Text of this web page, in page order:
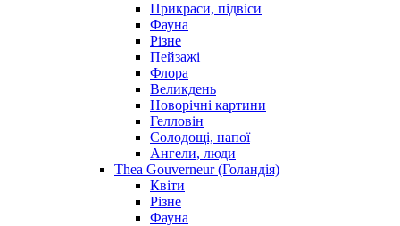
Прикраси, підвіси
Фауна
Різне
Пейзажі
Флора
Великдень
Новорічні картини
Гелловін
Солодощі, напої
Ангели, люди
Thea Gouverneur (Голандія)
Квіти
Різне
Фауна